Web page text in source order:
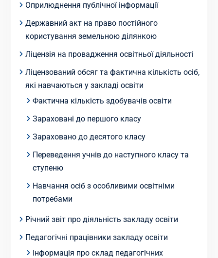
Оприлюднення публічної інформації
Державний акт на право постійного
користування земельною ділянкою
Ліцензія на провадження освітньої діяльності
Ліцензований обсяг та фактична кількість осіб,
які навчаються у закладі освіти
Фактична кількість здобувачів освіти
Зараховані до першого класу
Зараховано до десятого класу
Переведення учнів до наступного класу та
ступеню
Навчання осіб з особливими освітніми
потребами
Річний звіт про діяльність закладу освіти
Педагогічні працівники закладу освіти
Інформація про склад педагогічних